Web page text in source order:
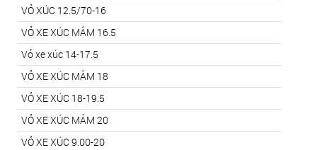
VỎ XÚC 12.5/70-16
VỎ XE XÚC MÂM 16.5
Vỏ xe xúc 14-17.5
VỎ XE XÚC MÂM 18
VỎ XE XÚC 18-19.5
VỎ XE XÚC MÂM 20
VỎ XE XÚC 9.00-20